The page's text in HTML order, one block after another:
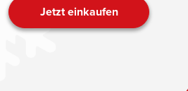
Jetzt einkaufen